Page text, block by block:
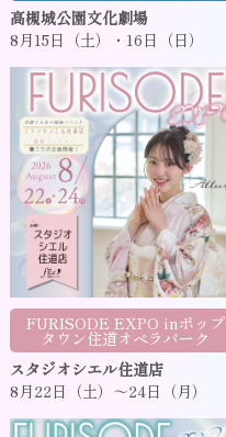
高槻城公園文化劇場
8月15日（土）・16日（日）
FURISODE EXPO inポップ
タウン住道オペラパーク
スタジオシエル住道店
8月22日（土）～24日（月）